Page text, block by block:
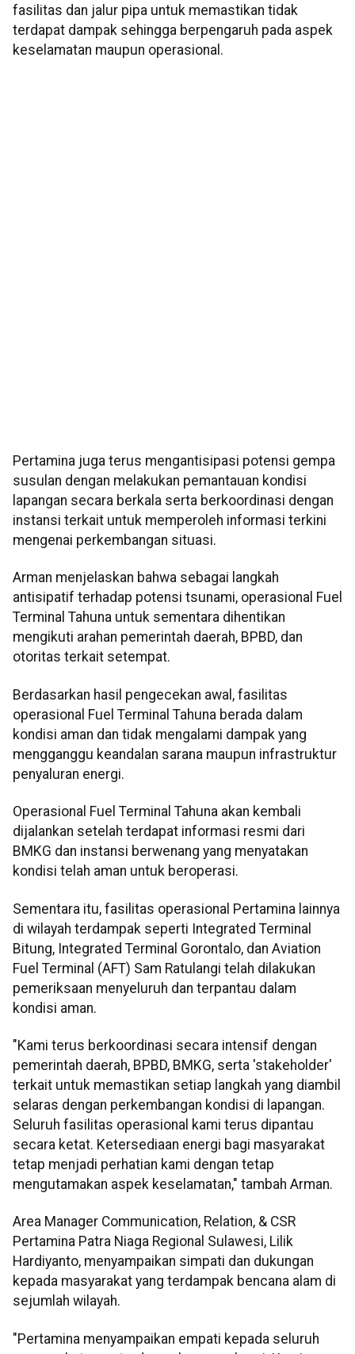
fasilitas dan jalur pipa untuk memastikan tidak
terdapat dampak sehingga berpengaruh pada aspek
keselamatan maupun operasional.
Pertamina juga terus mengantisipasi potensi gempa
susulan dengan melakukan pemantauan kondisi
lapangan secara berkala serta berkoordinasi dengan
instansi terkait untuk memperoleh informasi terkini
mengenai perkembangan situasi.
Arman menjelaskan bahwa sebagai langkah
antisipatif terhadap potensi tsunami, operasional Fuel
Terminal Tahuna untuk sementara dihentikan
mengikuti arahan pemerintah daerah, BPBD, dan
otoritas terkait setempat.
Berdasarkan hasil pengecekan awal, fasilitas
operasional Fuel Terminal Tahuna berada dalam
kondisi aman dan tidak mengalami dampak yang
mengganggu keandalan sarana maupun infrastruktur
penyaluran energi.
Operasional Fuel Terminal Tahuna akan kembali
dijalankan setelah terdapat informasi resmi dari
BMKG dan instansi berwenang yang menyatakan
kondisi telah aman untuk beroperasi.
Sementara itu, fasilitas operasional Pertamina lainnya
di wilayah terdampak seperti Integrated Terminal
Bitung, Integrated Terminal Gorontalo, dan Aviation
Fuel Terminal (AFT) Sam Ratulangi telah dilakukan
pemeriksaan menyeluruh dan terpantau dalam
kondisi aman.
"Kami terus berkoordinasi secara intensif dengan
pemerintah daerah, BPBD, BMKG, serta 'stakeholder'
terkait untuk memastikan setiap langkah yang diambil
selaras dengan perkembangan kondisi di lapangan.
Seluruh fasilitas operasional kami terus dipantau
secara ketat. Ketersediaan energi bagi masyarakat
tetap menjadi perhatian kami dengan tetap
mengutamakan aspek keselamatan," tambah Arman.
Area Manager Communication, Relation, & CSR
Pertamina Patra Niaga Regional Sulawesi, Lilik
Hardiyanto, menyampaikan simpati dan dukungan
kepada masyarakat yang terdampak bencana alam di
sejumlah wilayah.
"Pertamina menyampaikan empati kepada seluruh